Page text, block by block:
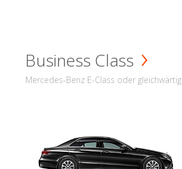
Business Class
Mercedes-Benz E-Class oder gleichwärtig